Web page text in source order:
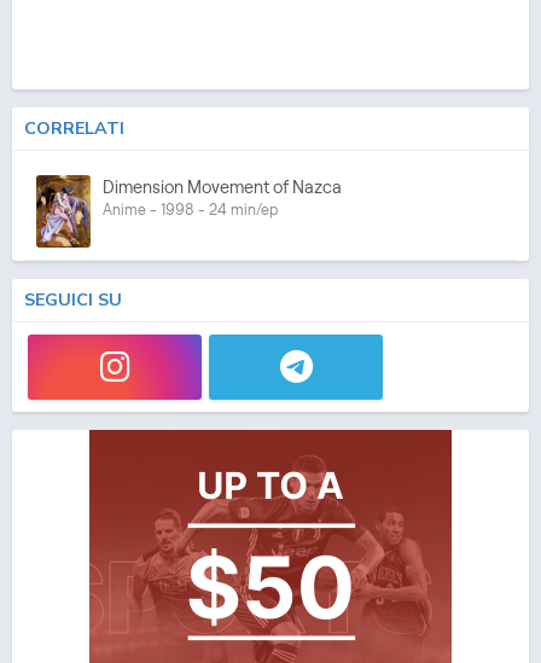
CORRELATI
Dimension Movement of Nazca
Anime - 1998 - 24 min/ep
SEGUICI SU